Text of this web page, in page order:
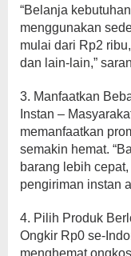
“Belanja
menggunakan
mulai dari Rp2
dan lain-lain,”
3. Manfaatkan
Instan –
memanfaatkan
semakin hemat.
barang lebih
pengiriman instan
4. Pilih Produk
Ongkir Rp0 se-